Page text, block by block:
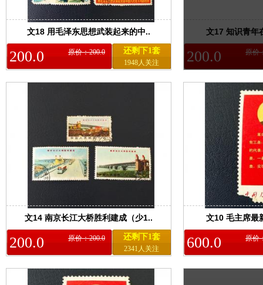
文18 用毛泽东思想武装起来的中..
200.0 原价：200.0 还剩下1套
1948人关注
文17 知识青年
200.0 原价
文14 南京长江大桥胜利建成（少1..
200.0 原价：200.0 还剩下1套
2341人关注
文10 毛主席最
600.0 原价